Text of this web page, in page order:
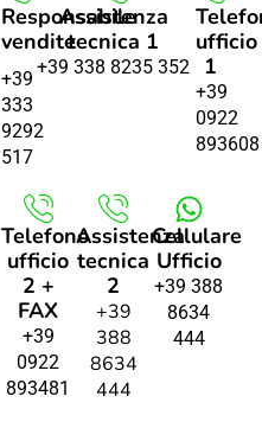
Responsabile
vendite
+39
333
9292
517
Assistenza
tecnica 1
+39 338 8235 352
ufficio
1
+39
0922
893608
Telefono
ufficio
2 +
FAX
+39
0922
893481
Assistenza
tecnica
2
+39
388
8634
444
Cellulare
Ufficio
+39 388
8634
444